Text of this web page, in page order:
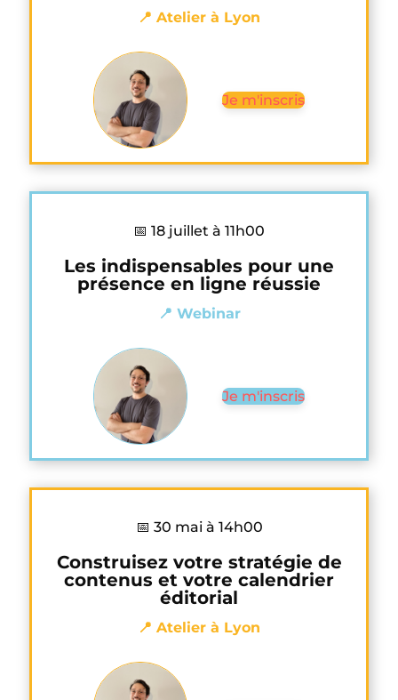
📍 Atelier à Lyon
Je m'inscris
📅 18 juillet à 11h00
Les indispensables pour une
présence en ligne réussie
📍 Webinar
Je m'inscris
📅 30 mai à 14h00
Construisez votre stratégie de
contenus et votre calendrier
éditorial
📍 Atelier à Lyon